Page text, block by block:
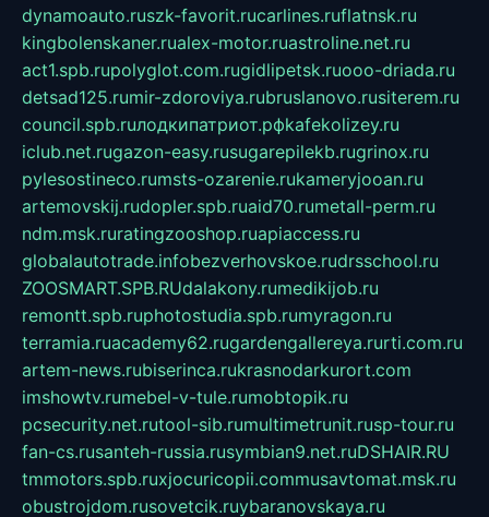
dynamoauto.ruszk-favorit.rucarlines.ruflatnsk.ru
kingbolenskaner.rualex-motor.ruastroline.net.ru
act1.spb.rupolyglot.com.rugidlipetsk.ruooo-driada.ru
detsad125.rumir-zdoroviya.rubruslanovo.rusiterem.ru
council.spb.ruлодкипатриот.рфkafekolizey.ru
iclub.net.rugazon-easy.rusugarepilekb.rugrinox.ru
pylesostineco.rumsts-ozarenie.rukameryjooan.ru
artemovskij.rudopler.spb.ruaid70.rumetall-perm.ru
ndm.msk.ruratingzooshop.ruapiaccess.ru
globalautotrade.infobezverhovskoe.rudrsschool.ru
ZOOSMART.SPB.RUdalakony.rumedikijob.ru
remontt.spb.ruphotostudia.spb.rumyragon.ru
terramia.ruacademy62.rugardengallereya.rurti.com.ru
artem-news.rubiserinca.rukrasnodarkurort.com
imshowtv.rumebel-v-tule.rumobtopik.ru
pcsecurity.net.rutool-sib.rumultimetrunit.rusp-tour.ru
fan-cs.rusanteh-russia.rusymbian9.net.ruDSHAIR.RU
tmmotors.spb.ruxjocuricopii.commusavtomat.msk.ru
obustrojdom.rusovetcik.ruybaranovskaya.ru